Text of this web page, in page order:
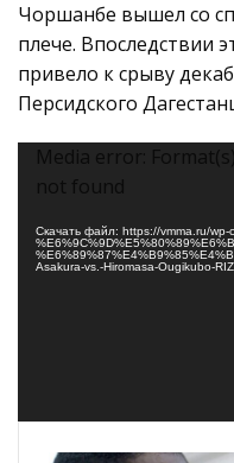
Чоршанбе вышел со
плече. Впоследствии
привело к срыву
Персидского
Видеоплеер
Media error:
not found
Скачать файл: https://vmma.ru/
Asakura-vs.-Hiromasa-Ougikubo-